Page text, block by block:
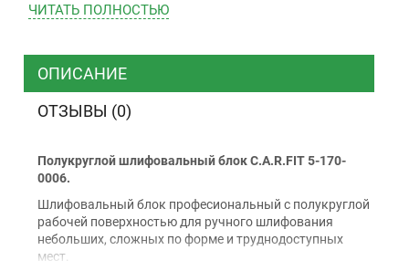
ТК “Justin”
ТК ”УкрПочта”
Наличными
Оплата картой Visa, Mastercard - LiqPay
Приватбанк
Безналичный расчет (с НДС)
ЧИТАТЬ ПОЛНОСТЬЮ
ОПИСАНИЕ
ОТЗЫВЫ (0)
Полукруглой шлифовальный блок C.A.R.FIT 5-170-
0006.
Шлифовальный блок професиональный с полукруглой
рабочей поверхностью для ручного шлифования
небольших, сложных по форме и труднодоступных
мест.